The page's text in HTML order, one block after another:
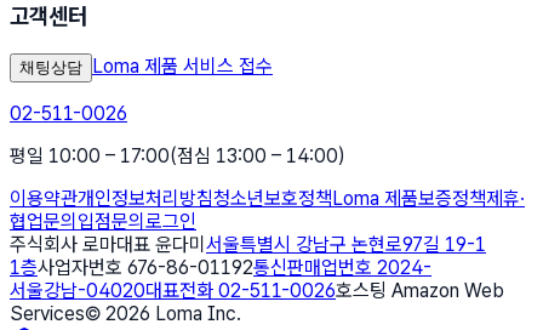
고객센터
채팅상담 Loma 제품 서비스 접수
02-511-0026
평일 10:00 – 17:00(점심 13:00 – 14:00)
이용약관개인정보처리방침청소년보호정책Loma 제품보증정책제휴·
협업문의 입점문의 로그인
주식회사 로마대표 윤다미 서울특별시 강남구 논현로97길 19-1
1층사업자번호 676-86-01192통신판매업번호 2024-
서울강남-04020대표전화 02-511-0026호스팅 Amazon Web
Services© 2026 Loma Inc.